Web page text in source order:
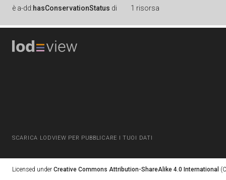
è a-dd:hasConservationStatus di 1 risorsa
SCARICA LODVIEW PER PUBBLICARE I TUOI DATI
Licensed under Creative Commons Attribution-ShareAlike 4.0 International